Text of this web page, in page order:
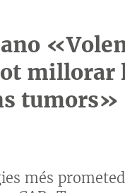
millorar
tumors»
més